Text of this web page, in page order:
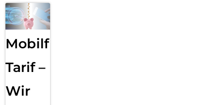
Mobilfunk
Tarif –
Wir